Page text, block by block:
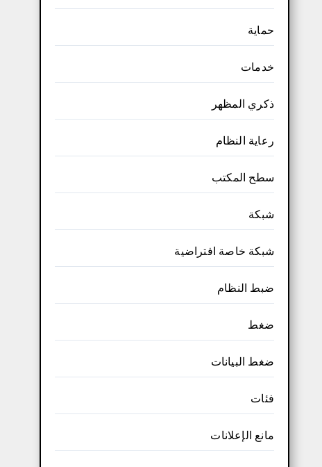
حماية
خدمات
ذكري المظهر
رعاية النظام
سطح المكتب
شبكة
شبكة خاصة افتراضية
ضبط النظام
ضغط
ضغط البيانات
فئات
مانع الإعلانات